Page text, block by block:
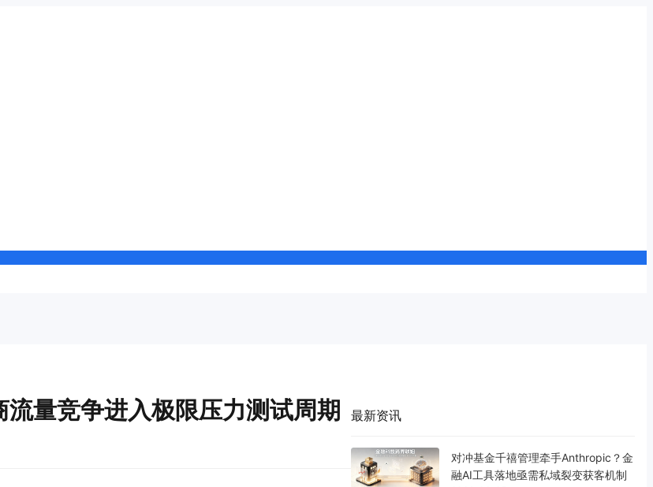
量竞争进入极限压力测试周期 最新资讯
对冲基金千禧管理牵手Anthropic？金
融AI工具落地亟需私域裂变获客机制